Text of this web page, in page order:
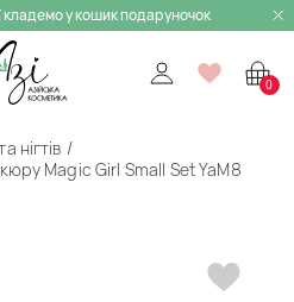
кладемо у кошик подаруночок
0
нігтів
Magic Girl Small Set YaM8